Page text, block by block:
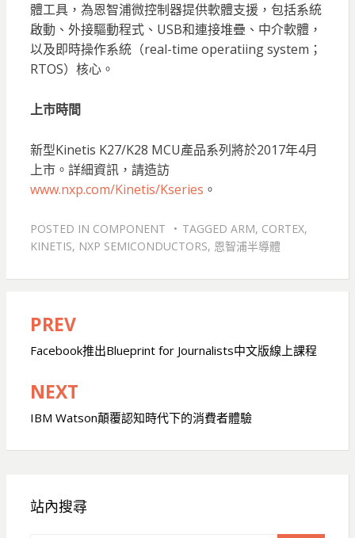
體工具，為恩智浦微控制器提供軟體支援，包括系統
啟動、外接驅動程式、USB和連接堆疊、中介軟體，
以及即時操作系統（real-time operatiing system；
RTOS）核心。
上市時間
新型Kinetis K27/K28 MCU產品系列將於2017年4月
上市。詳細資訊，請造訪
www.nxp.com/Kinetis/Kseries 。
POSTED IN COMPONENT TAGGED ARM, CORTEX,
KINETIS, NXP SEMICONDUCTORS, 恩智浦半導體
文
章
導
覽
PREV
Facebook推出Blueprint for Journalists中文版線上課程
NEXT
IBM Watson顛覆認知時代下的消費者體驗
站內搜尋